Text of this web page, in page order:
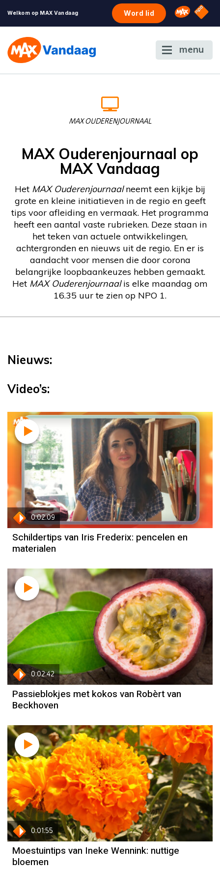
Welkom op MAX Vandaag Word lid Omroep
NPO
menu
MAX OUDERENJOURNAAL
MAX Ouderenjournaal op
MAX Vandaag
Het MAX Ouderenjournaalneemt een kijkje bij
grote en kleine initiatieven in de regio en geeft
tips voor afleiding en vermaak. Het programma
heeft een aantal vaste rubrieken. Deze staan in
het teken van actuele ontwikkelingen,
achtergronden en nieuws uit de regio. En er is
aandacht voor mensen die door corona
belangrijke loopbaankeuzes hebben gemaakt.
Het MAX Ouderenjournaalis elke maandag om
16.35 uur te zien op NPO 1.
Nieuws:
Video’s:
0:02:09
Schildertips van Iris Frederix: pencelen en
materialen
0:02:42
Recept
Robèrt van Beckhoven
Passieblokjes met kokos van Robèrt van
Beckhoven
0:01:55
Moestuintips van Ineke Wennink: nuttige
bloemen